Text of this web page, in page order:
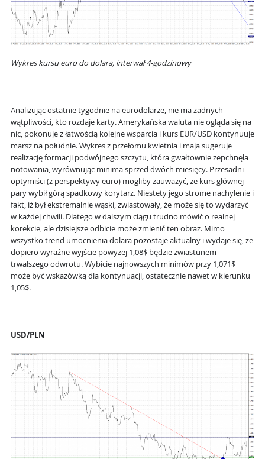
Wykres kursu euro do dolara, interwał 4-godzinowy
Analizując ostatnie tygodnie na eurodolarze, nie ma żadnych
wątpliwości, kto rozdaje karty. Amerykańska waluta nie ogląda się na
nic, pokonuje z łatwością kolejne wsparcia i kurs EUR/USD kontynuuje
marsz na południe. Wykres z przełomu kwietnia i maja sugeruje
realizację formacji podwójnego szczytu, która gwałtownie zepchnęła
notowania, wyrównując minima sprzed dwóch miesięcy. Przesadni
optymiści (z perspektywy euro) mogliby zauważyć, że kurs głównej
pary wybił górą spadkowy korytarz. Niestety jego strome nachylenie i
fakt, iż był ekstremalnie wąski, zwiastowały, że może się to wydarzyć
w każdej chwili. Dlatego w dalszym ciągu trudno mówić o realnej
korekcie, ale dzisiejsze odbicie może zmienić ten obraz. Mimo
wszystko trend umocnienia dolara pozostaje aktualny i wydaje się, że
dopiero wyraźne wyjście powyżej 1,08$ będzie zwiastunem
trwalszego odwrotu. Wybicie najnowszych minimów przy 1,071$
może być wskazówką dla kontynuacji, ostatecznie nawet w kierunku
1,05$.
USD/PLN